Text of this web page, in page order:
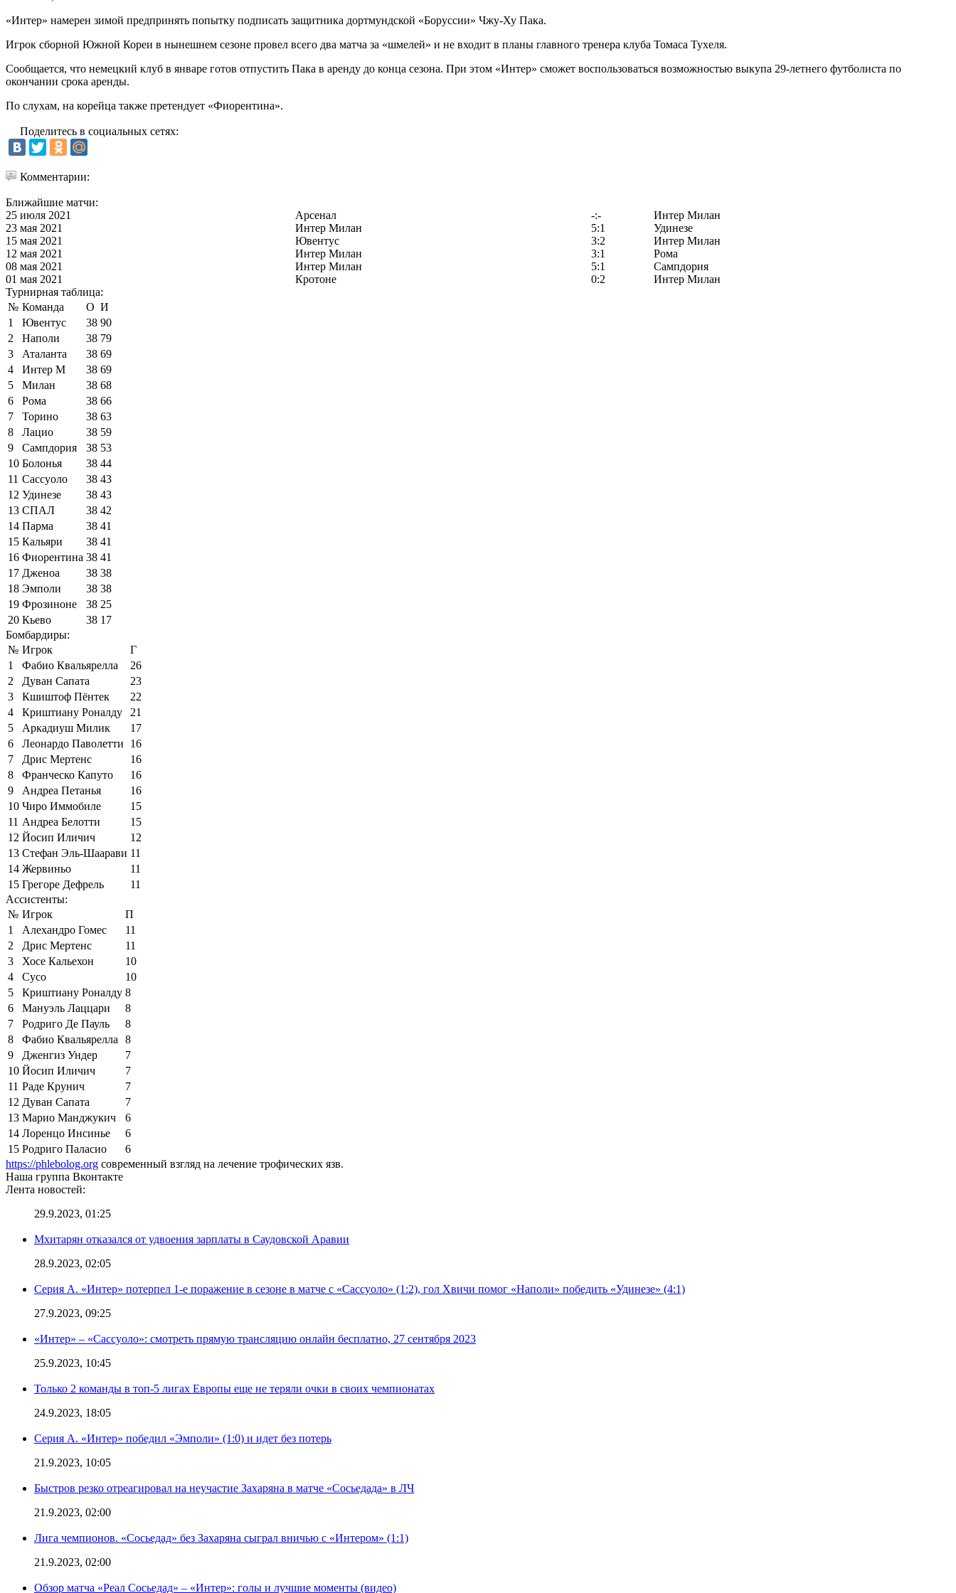
«Интер» намерен зимой предпринять попытку подписать защитника дортмундской «Боруссии» Чжу-Ху Пака.
Игрок сборной Южной Кореи в нынешнем сезоне провел всего два матча за «шмелей» и не входит в планы главного тренера клуба Томаса Тухеля.
Сообщается, что немецкий клуб в январе готов отпустить Пака в аренду до конца сезона. При этом «Интер» сможет воспользоваться возможностью выкупа 29-летнего футболиста по
окончании срока аренды.
По слухам, на корейца также претендует «Фиорентина».
Поделитесь в социальных сетях:
Комментарии:
Ближайшие матчи:
25 июля 2021
Арсенал -:-
Интер Милан
23 мая 2021
Интер Милан 5:1
Удинезе
15 мая 2021
Ювентус 3:2
Интер Милан
12 мая 2021
Интер Милан 3:1
Рома
08 мая 2021
Интер Милан 5:1
Сампдория
01 мая 2021
Кротоне 0:2
Интер Милан
Турнирная таблица:
№ Команда О И
1
Ювентус 38 90
2
Наполи 38 79
3
Аталанта 38 69
4
Интер М 38 69
5
Милан 38 68
6
Рома 38 66
7
Торино 38 63
8
Лацио 38 59
9
Сампдория 38 53
10 Болонья 38 44
11 Сассуоло 38 43
12 Удинезе 38 43
13 СПАЛ 38 42
14 Парма 38 41
15 Кальяри 38 41
16 Фиорентина 38 41
17 Дженоа 38 38
18 Эмполи 38 38
19 Фрозиноне 38 25
20 Кьево 38 17
Бомбардиры:
№ Игрок
Г
1
Фабио Квальярелла
26
2
Дуван Сапата
23
3
Кшиштоф Пёнтек
22
4
Криштиану Роналду
21
5
Аркадиуш Милик
17
6
Леонардо Паволетти
16
7
Дрис Мертенс
16
8
Франческо Капуто
16
9
Андреа Петанья
16
10 Чиро Иммобиле
15
11 Андреа Белотти
15
12 Йосип Иличич
12
13 Стефан Эль-Шаарави 11
14 Жервиньо
11
15 Грегоре Дефрель
11
Ассистенты:
№ Игрок
П
1
Алехандро Гомес
11
2
Дрис Мертенс
11
3
Хосе Кальехон
10
4
Сусо
10
5
Криштиану Роналду 8
6
Мануэль Лаццари
8
7
Родриго Де Пауль
8
8
Фабио Квальярелла
8
9
Дженгиз Ундер
7
10 Йосип Иличич
7
11 Раде Крунич
7
12 Дуван Сапата
7
13 Марио Манджукич
6
14 Лоренцо Инсинье
6
15 Родриго Паласио
6
https://phlebolog.org современный взгляд на лечение трофических язв.
Наша группа Вконтакте
Лента новостей:
29.9.2023, 01:25
Мхитарян отказался от удвоения зарплаты в Саудовской Аравии
28.9.2023, 02:05
Серия А. «Интер» потерпел 1-е поражение в сезоне в матче с «Сассуоло» (1:2), гол Хвичи помог «Наполи» победить «Удинезе» (4:1)
27.9.2023, 09:25
«Интер» – «Сассуоло»: смотреть прямую трансляцию онлайн бесплатно, 27 сентября 2023
25.9.2023, 10:45
Только 2 команды в топ-5 лигах Европы еще не теряли очки в своих чемпионатах
24.9.2023, 18:05
Серия А. «Интер» победил «Эмполи» (1:0) и идет без потерь
21.9.2023, 10:05
Быстров резко отреагировал на неучастие Захаряна в матче «Сосьедада» в ЛЧ
21.9.2023, 02:00
Лига чемпионов. «Сосьедад» без Захаряна сыграл вничью с «Интером» (1:1)
21.9.2023, 02:00
Обзор матча «Реал Сосьедад» – «Интер»: голы и лучшие моменты (видео)